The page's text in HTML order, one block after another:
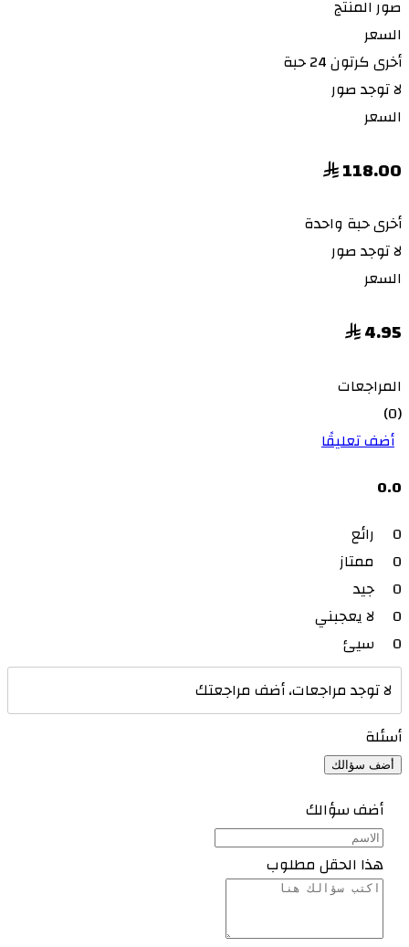
صور المنتج
السعر
أخرى كرتون 24 حبة
لا توجد صور
السعر
118.00
أخرىحبة واحدة
لا توجد صور
السعر
4.95
المراجعات
(0)
أضف تعليقًا
0.0
0
رائع
0
ممتاز
0
جيد
0
لا يعجبني
0
سيئ
لا توجد مراجعات، أضف مراجعتك
أسئلة
أضف سؤالك
أضف سؤالك
هذا الحقل مطلوب